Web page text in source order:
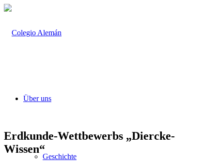
Über uns
Geschichte
Erdkunde-Wettbewerbs „Diercke-
Wissen“